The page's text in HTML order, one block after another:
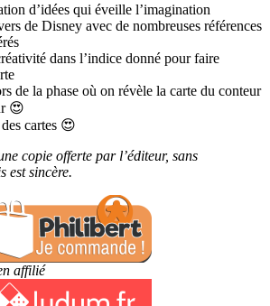
d’idées qui éveille l’imagination
de Disney avec de nombreuses références
dans l’indice donné pour faire
de la phase où on révèle la carte du conteur
😍
cartes 😍
copie offerte par l’éditeur, sans
est sincère.
affilié